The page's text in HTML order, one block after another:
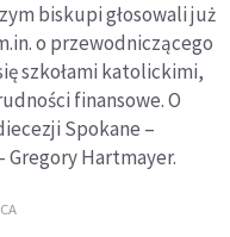
biskupi głosowali już
o przewodniczącego
szkołami katolickimi,
finansowe. O
Spokane –
Gregory Hartmayer.